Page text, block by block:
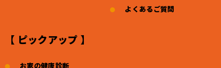
よくあるご質問
【 ピックアップ 】
お家の健康診断